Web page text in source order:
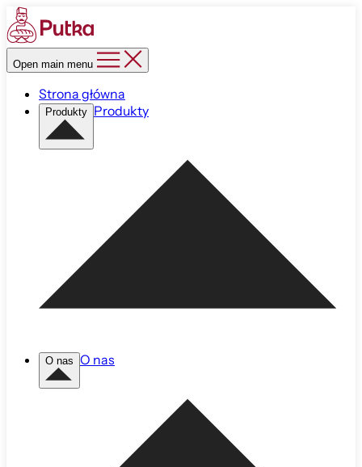
Open main menu
Strona główna
Produkty Produkty
O nas O nas